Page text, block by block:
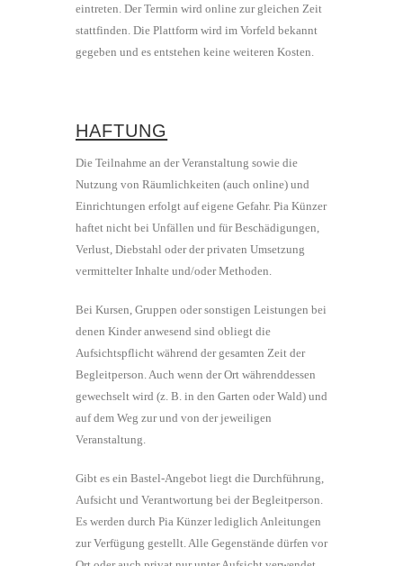
eintreten. Der Termin wird online zur gleichen Zeit
stattfinden. Die Plattform wird im Vorfeld bekannt
gegeben und es entstehen keine weiteren Kosten.
HAFTUNG
Die Teilnahme an der Veranstaltung sowie die
Nutzung von Räumlichkeiten (auch online) und
Einrichtungen erfolgt auf eigene Gefahr. Pia Künzer
haftet nicht bei Unfällen und für Beschädigungen,
Verlust, Diebstahl oder der privaten Umsetzung
vermittelter Inhalte und/oder Methoden.
Bei Kursen, Gruppen oder sonstigen Leistungen bei
denen Kinder anwesend sind obliegt die
Aufsichtspflicht während der gesamten Zeit der
Begleitperson. Auch wenn der Ort währenddessen
gewechselt wird (z. B. in den Garten oder Wald) und
auf dem Weg zur und von der jeweiligen
Veranstaltung.
Gibt es ein Bastel-Angebot liegt die Durchführung,
Aufsicht und Verantwortung bei der Begleitperson.
Es werden durch Pia Künzer lediglich Anleitungen
zur Verfügung gestellt. Alle Gegenstände dürfen vor